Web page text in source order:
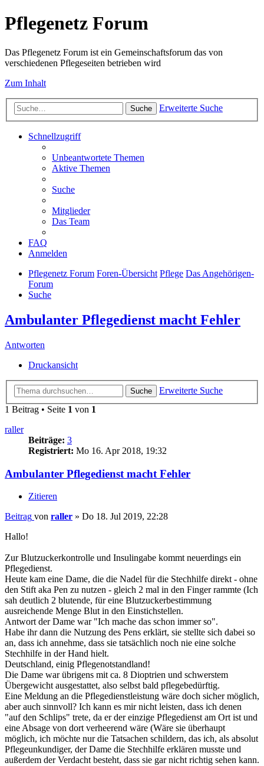
Pflegenetz Forum
Das Pflegenetz Forum ist ein Gemeinschaftsforum das von
verschiedenen Pflegeseiten betrieben wird
Zum Inhalt
Suche Erweiterte Suche
Schnellzugriff
Unbeantwortete Themen
Aktive Themen
Suche
Mitglieder
Das Team
FAQ
Anmelden
Pflegenetz Forum Foren-Übersicht Pflege Das Angehörigen-
Forum
Suche
Ambulanter Pflegedienst macht Fehler
Antworten
Druckansicht
Suche
Erweiterte Suche
1 Beitrag • Seite 1 von 1
raller
Beiträge: 3
Registriert: Mo 16. Apr 2018, 19:32
Ambulanter Pflegedienst macht Fehler
Zitieren
Beitrag von raller » Do 18. Jul 2019, 22:28
Hallo!
Zur Blutzuckerkontrolle und Insulingabe kommt neuerdings ein
Pflegedienst.
Heute kam eine Dame, die die Nadel für die Stechhilfe direkt - ohne
den Stift aka Pen zu nutzen - gleich 2 mal in den Finger rammte (Ich
sah deutlich 2 blutende, für eine Blutzuckerbestimmung
ausreichende Menge Blut in den Einstichstellen.
Antwort der Dame war "Ich mache das schon immer so".
Habe ihr dann die Nutzung des Pens erklärt, sie stellte sich dabei so
an, dass ich annehme, dass sie tatsächlich noch nie eine solche
Stechhilfe in der Hand hielt.
Deutschland, einig Pflegenotstandland!
Die Dame war übrigens mit ca. 8 Dioptrien und schwerstem
Übergewicht ausgestattet, also selbst bald pflegebedürftig.
Eine Meldung an die Pflegedienstleistung wäre doch sicher möglich,
aber auch sinnvoll? Ich kann es mir nicht leisten, dass ich denen
"auf den Schlips" trete, da er der einzige Pflegedienst am Ort ist und
eine Absage von dort verheerend wäre (Wäre sie überhaupt
möglich, ich möchte nur die Tatsachen schildern, das ich, als absolut
Pflegeunkundiger, der Dame die Stechhilfe erklären musste und
außerdem der Verdacht besteht, dass sie gar nicht richtig sehen kann.